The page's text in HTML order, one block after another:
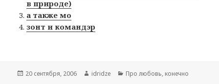
в природе)
а также мо
зонт и командэр
Опубликовано
20 сентября, 2006 Автор
idridze Рубрики
Про любовь, конечно